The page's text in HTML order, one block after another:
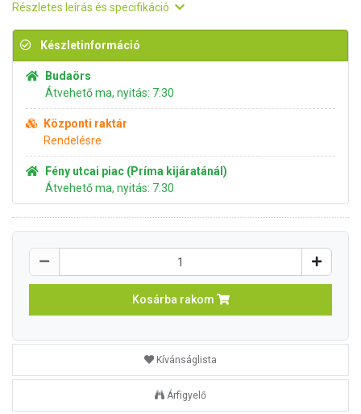
Részletes leírás és specifikáció
Készletinformáció
Budaörs
Átvehető ma, nyitás: 7:30
Központi raktár
Rendelésre
Fény utcai piac (Príma kijáratánál)
Átvehető ma, nyitás: 7:30
Kosárba rakom
Kívánságlista
Árfigyelő